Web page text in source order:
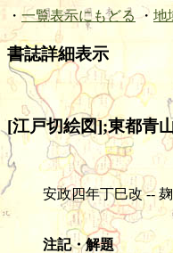
・ 一覧表示にもどる ・ 地
書誌詳細表示
[江戸切絵図];東都青
安政四年丁巳改 --
注記・解題